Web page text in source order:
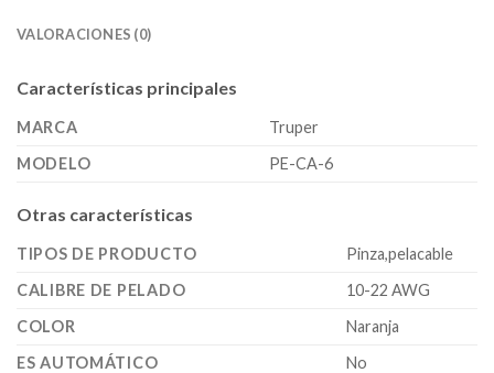
VALORACIONES (0)
Características principales
MARCA
Truper
MODELO
PE-CA-6
Otras características
TIPOS DE PRODUCTO
Pinza,pelacable
CALIBRE DE PELADO
10-22 AWG
COLOR
Naranja
ES AUTOMÁTICO
No